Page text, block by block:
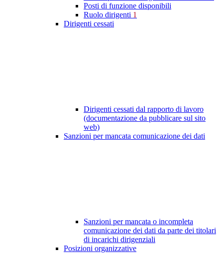
Posti di funzione disponibili
Ruolo dirigenti 1
Dirigenti cessati
Dirigenti cessati dal rapporto di lavoro
(documentazione da pubblicare sul sito
web)
Sanzioni per mancata comunicazione dei dati
Sanzioni per mancata o incompleta
comunicazione dei dati da parte dei titolari
di incarichi dirigenziali
Posizioni organizzative